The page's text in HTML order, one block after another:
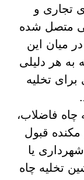
تجاری و
متصل شده
میان این
به هر دلیلی
تخلیه
چاه فاضلاب،
قبول
یا
ماشین تخلیه چاه